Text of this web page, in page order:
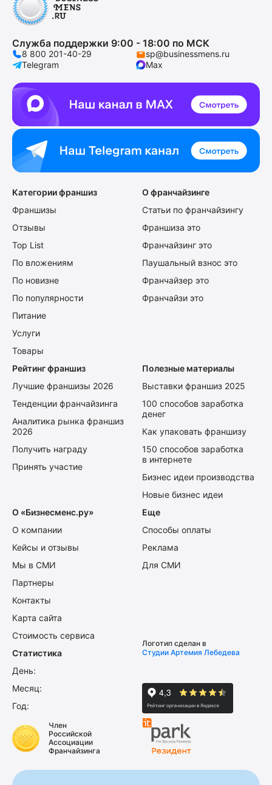
Служба поддержки 9:00 - 18:00 по МСК
8 800 201-40-29
sp@businessmens.ru
Telegram
Max
Категории франшиз
Франшизы
Отзывы
Top List
По вложениям
По новизне
По популярности
Питание
Услуги
Товары
О франчайзинге
Статьи по франчайзингу
Франшиза это
Франчайзинг это
Паушальный взнос это
Франчайзер это
Франчайзи это
Рейтинг франшиз
Лучшие франшизы 2026
Тенденции франчайзинга
Аналитика рынка франшиз
2026
Получить награду
Принять участие
Полезные материалы
Выставки франшиз 2025
100 способов заработка
денег
Как упаковать франшизу
150 способов заработка
в интернете
Бизнес идеи производства
Новые бизнес идеи
О «Бизнесменс.ру»
О компании
Кейсы и отзывы
Мы в СМИ
Партнеры
Контакты
Карта сайта
Стоимость сервиса
Еще
Способы оплаты
Реклама
Для СМИ
Статистика
День:
Месяц:
Год:
Логотип сделан в
Студии Артемия Лебедева
Член
Российской
Ассоциации
Франчайзинга